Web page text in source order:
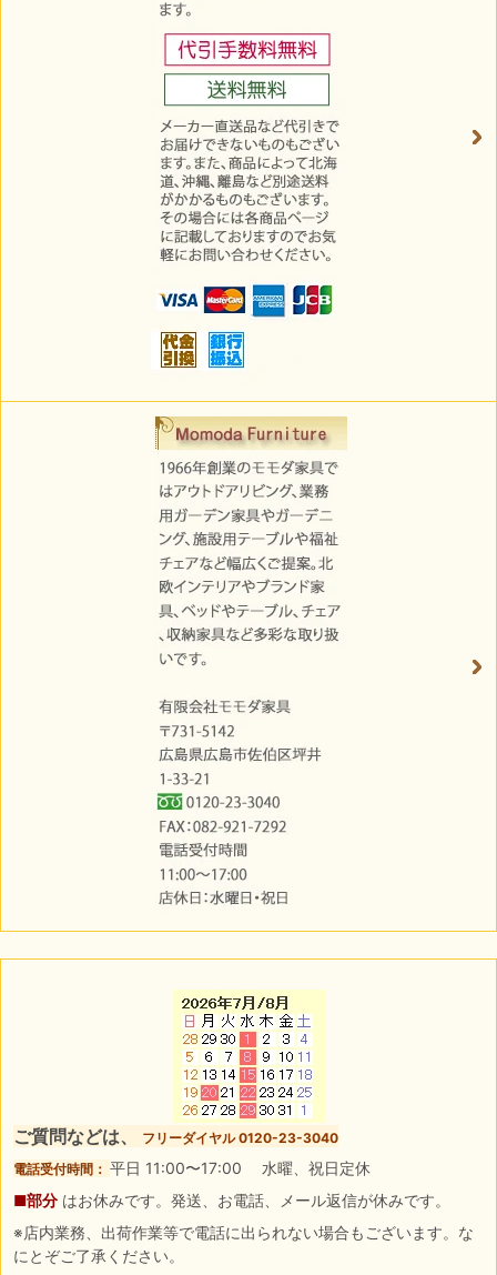
ご質問などは、
フリーダイヤル 0120-23-3040
電話受付時間： 平日 11:00〜17:00 水曜、祝日定休
■部分 はお休みです。発送、お電話、メール返信が休みです。
※店内業務、出荷作業等で電話に出られない場合もございます。な
にとぞご了承ください。